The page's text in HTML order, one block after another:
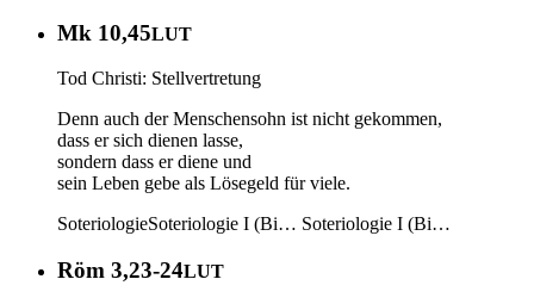
Mk 10,45LUT
Tod Christi: Stellvertretung
Denn auch der Menschensohn ist nicht gekommen,
dass er sich dienen lasse,
sondern dass er diene und
sein Leben gebe als Lösegeld für viele.
SoteriologieSoteriologie I (Bi… Soteriologie I (Bi…
Röm 3,23-24LUT